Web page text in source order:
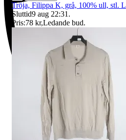
Tröja, Filippa K, grå, 100% ull, stl. L
Sluttid9 aug 22:31 .
Pris:78 kr,Ledande bud.